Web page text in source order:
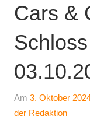
Cars &
Am 3. Oktober
der Redaktion